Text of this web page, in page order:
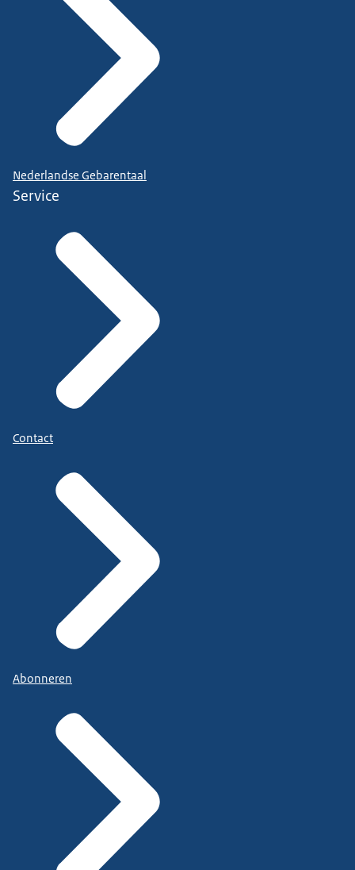
Nederlandse Gebarentaal
Service
Contact
Abonneren